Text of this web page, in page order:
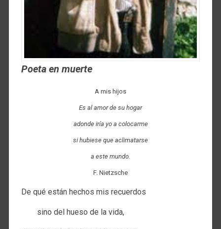
Poeta en muerte
A mis hijos
Es al amor de su hogar
adonde iría yo a colocarme
si hubiese que aclimatarse
a este mundo.
F. Nietzsche
De qué están hechos mis recuerdos
sino del hueso de la vida,